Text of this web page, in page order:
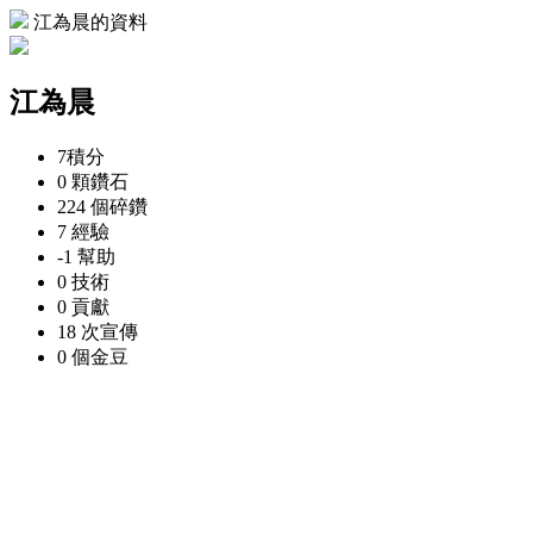
江為晨的資料
江為晨
7積分
0 顆鑽石
224 個碎鑽
7 經驗
-1 幫助
0 技術
0 貢獻
18 次宣傳
0 個金豆